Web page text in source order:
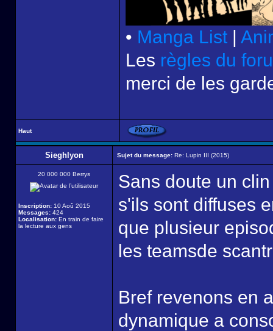
• Manga List |
Les règles du
merci de les
Haut
Sieghlyon Sujet du message: Re: Lupin III (2015)
20 000 000 Berrys
Inscription: 10 Aoû 2015
Messages: 424
Localisation: En train de faire
la lecture aux gens
Sans doute un
s'ils sont diffuses
que plusieur
les teamsde
Bref revenons en
dynamique a